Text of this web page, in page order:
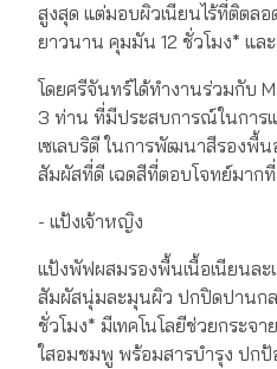
สูงสุด แต่มอบผิวเนียนไร้ที่ติตล
ยาวนาน คุมมัน 12 ชั่วโมง* แล
โดยศรีจันทร์ได้ทำงานร่วมกับ
3 ท่าน ที่มีประสบการณ์ในการ
เซเลบริตี ในการพัฒนาสีรองพื้น
สัมผัสที่ดี เฉดสีที่ตอบโจทย์มาก
- แป้งเจ้าหญิง
แป้งพัฟผสมรองพื้นเนื้อเนียนละ
สัมผัสนุ่มละมุนผิว ปกปิดปานก
ชั่วโมง* มีเทคโนโลยีช่วยกระจ
ใสอมชมพู พร้อมสารบำรุง ปกป้